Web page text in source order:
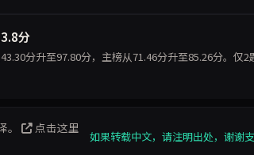
分
分升至97.80分，主榜从71.46分升至85.26分。仅2
点击这里
如果转载中文，请注明出处，谢谢支